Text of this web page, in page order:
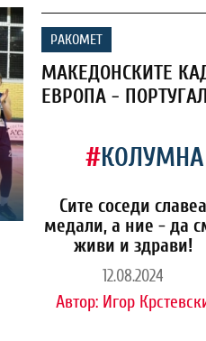
РАКОМЕТ
МАКЕДОНСКИТЕ
ЕВРОПА -
#КОЛУМНА
Сите соседи славеа
медали, а ние - да
живи и здрави!
12.08.2024
Автор: Игор